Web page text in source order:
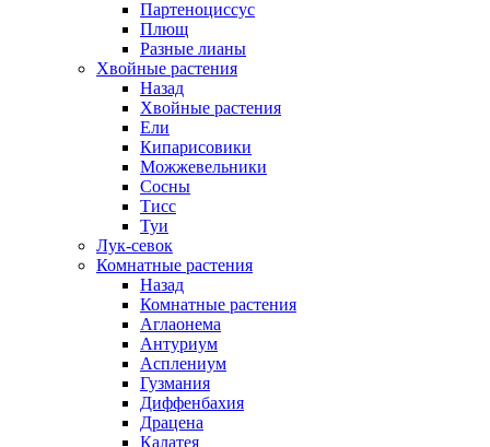
Партеноциссус
Плющ
Разные лианы
Хвойные растения
Назад
Хвойные растения
Ели
Кипарисовики
Можжевельники
Сосны
Тисс
Туи
Лук-севок
Комнатные растения
Назад
Комнатные растения
Аглаонема
Антуриум
Асплениум
Гузмания
Диффенбахия
Драцена
Калатея